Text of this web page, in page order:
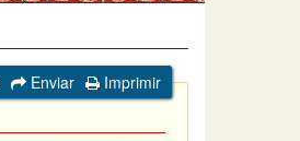
Enviar
Imprimir